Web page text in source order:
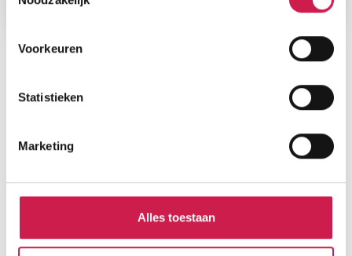
Voorkeuren
Statistieken
Marketing
Alles toestaan